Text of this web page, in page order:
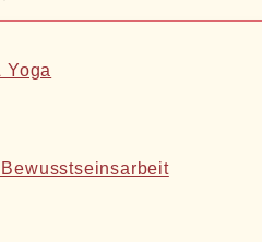
Yoga